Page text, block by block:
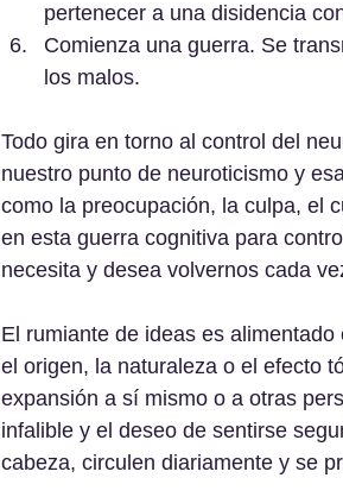
pertenecer a una disidencia
Comienza una guerra. Se
los malos.
Todo gira en torno al control del
nuestro punto de neuroticismo y
como la preocupación, la culpa, el
en esta guerra cognitiva para
necesita y desea volvernos cada
El rumiante de ideas es alimentado
el origen, la naturaleza o el efecto
expansión a sí mismo o a otras
infalible y el deseo de sentirse
cabeza, circulen diariamente y se